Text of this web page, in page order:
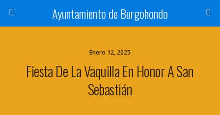
Ayuntamiento de Burgohondo
Enero 12, 2025
Fiesta De La Vaquilla En Honor A San
Sebastián